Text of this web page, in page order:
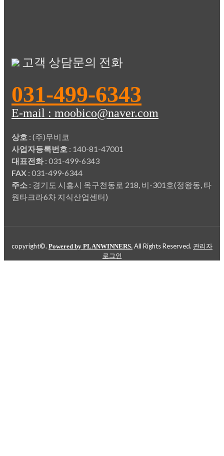
고객 상담문의 전화
031-499-6343
E-mail : moobico@naver.com
상호 : (주)무비코
사업자등록번호 : 140-81-47001
대표전화: 031-499-6343
FAX : 031-499-6344
주소 : 경기도 시흥시 옥구천동로 218, 비-301호(정왕동, 타
원타크라6차 지식산업센터)
copyright©. Powered by PLANWINNERS. All Rights Reserved. 관리자
로그인